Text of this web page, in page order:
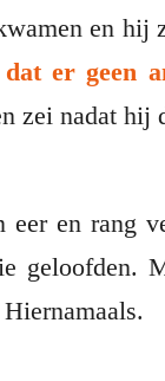
en hij
dat er geen
zei nadat hij
geloofden.